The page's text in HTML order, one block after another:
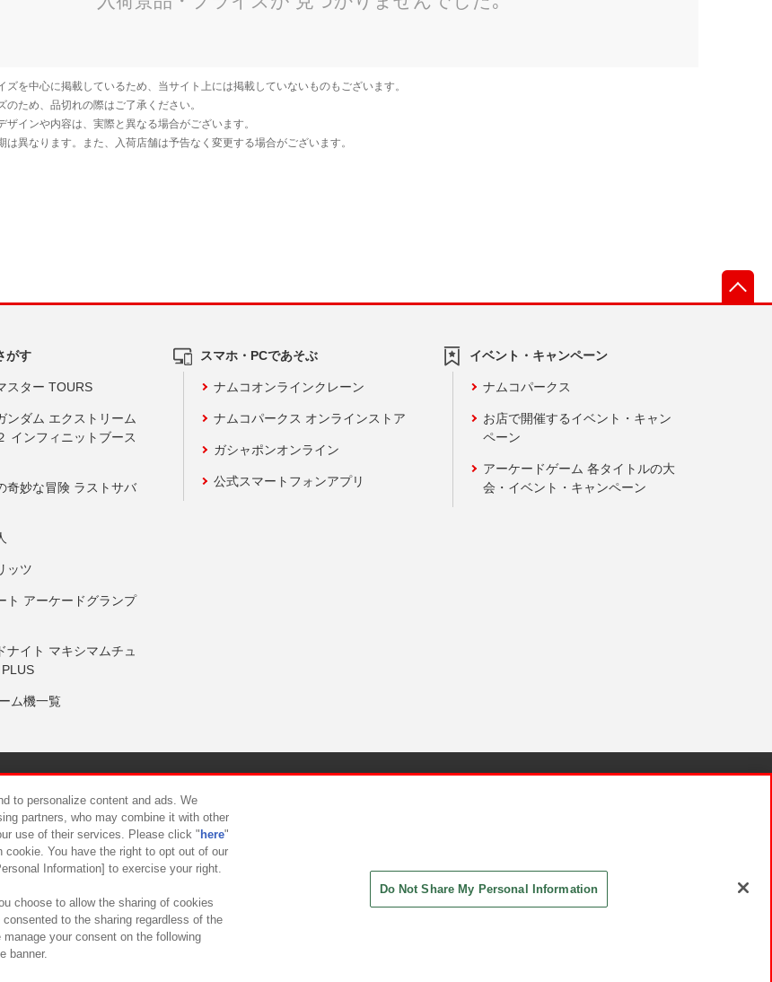
がす
スター TOURS
ンダム エクストリーム
インフィニットブース
奇妙な冒険 ラストサバ
ッツ
ト アーケードグランプ
ナイト マキシマムチュ
ム機一覧
スマホ・PCであそぶ
ナムコオンラインクレーン
ナムコパークス オンラインストア
ガシャポンオンライン
公式スマートフォンアプリ
イベント・キャンペーン
ナムコパークス
お店で開催するイベント・キャン
ペーン
アーケードゲーム 各タイトルの大
会・イベント・キャンペーン
いて カスタマーハラスメント対応方針
to personalize content and ads. We
partners, who may combine it with other
use of their services. Please click " here"
You have the right to opt out of our
Information] to exercise your right.
choose to allow the sharing of cookies
to the sharing regardless of the
your consent on the following
banner.
Do Not Share My Personal Information